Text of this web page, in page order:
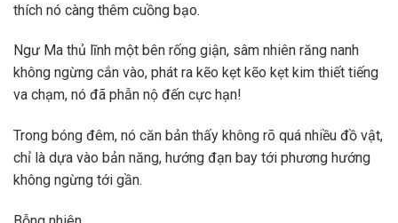
thích nó càng thêm cuồng bạo.
Ngư Ma thủ lĩnh một bên rống giận, sâm nhiên răng nanh
không ngừng cắn vào, phát ra kẽo kẹt kẽo kẹt kim thiết tiếng
va chạm, nó đã phẫn nộ đến cực hạn!
Trong bóng đêm, nó căn bản thấy không rõ quá nhiều đồ vật,
chỉ là dựa vào bản năng, hướng đạn bay tới phương hướng
không ngừng tới gần.